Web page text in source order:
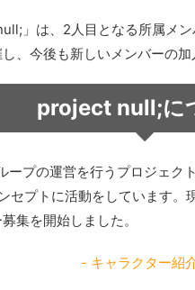
」は、2人目となる所属メ
、今後も新しいメンバーの加
project null;に
プの運営を行うプロジェク
セプトに活動をしています。
集を開始しました。
- キャラクター紹